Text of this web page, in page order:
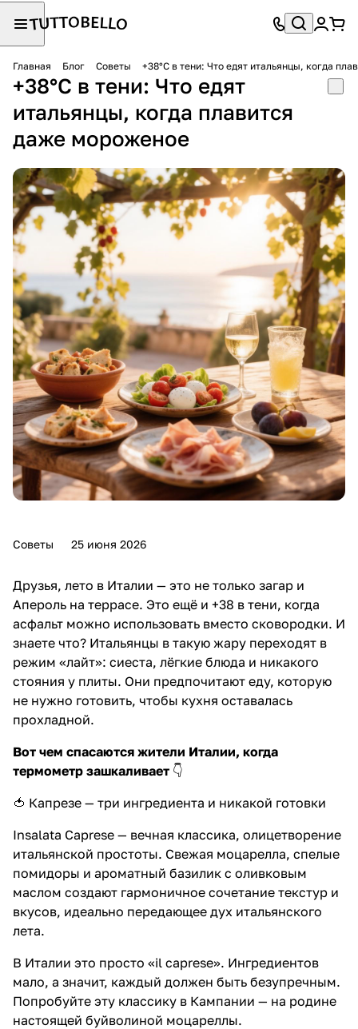
Главная Блог Советы +38°C в тени: Что едят итальянцы, когда
+38°C в тени: Что едят
итальянцы, когда плавится
даже мороженое
Советы 25 июня 2026
Друзья, лето в Италии — это не только загар и
Апероль на террасе. Это ещё и +38 в тени, когда
асфальт можно использовать вместо сковородки. И
знаете что? Итальянцы в такую жару переходят в
режим «лайт»: сиеста, лёгкие блюда и никакого
стояния у плиты. Они предпочитают еду, которую
не нужно готовить, чтобы кухня оставалась
прохладной.
Вот чем спасаются жители Италии, когда
термометр зашкаливает 👇
🍅 Капрезе — три ингредиента и никакой готовки
Insalata Caprese — вечная классика, олицетворение
итальянской простоты. Свежая моцарелла, спелые
помидоры и ароматный базилик с оливковым
маслом создают гармоничное сочетание текстур и
вкусов, идеально передающее дух итальянского
лета.
В Италии это просто «il caprese». Ингредиентов
мало, а значит, каждый должен быть безупречным.
Попробуйте эту классику в Кампании — на родине
настоящей буйволиной моцареллы.